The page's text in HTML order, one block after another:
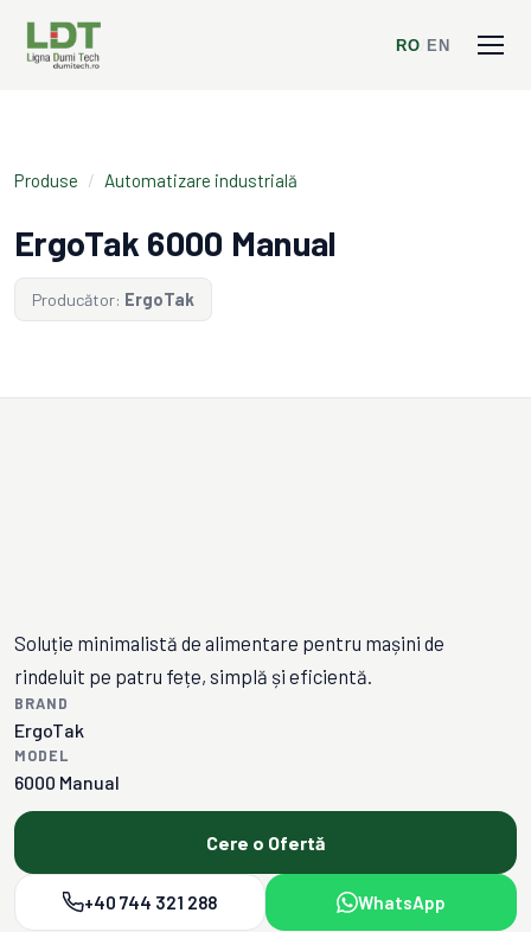
RO EN
Produse / Automatizare industrială
ErgoTak 6000 Manual
Producător: ErgoTak
Soluție minimalistă de alimentare pentru mașini de
rindeluit pe patru fețe, simplă și eficientă.
BRAND
ErgoTak
MODEL
6000 Manual
Cere o Ofertă
+40 744 321 288 WhatsApp